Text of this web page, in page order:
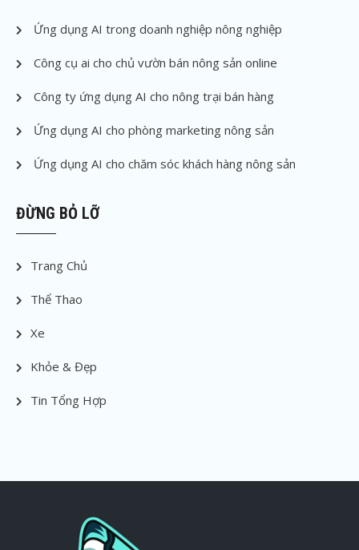
Ứng dụng AI trong doanh nghiệp nông nghiệp
Công cụ ai cho chủ vườn bán nông sản online
Công ty ứng dụng AI cho nông trại bán hàng
Ứng dụng AI cho phòng marketing nông sản
Ứng dụng AI cho chăm sóc khách hàng nông sản
ĐỪNG BỎ LỠ
Trang Chủ
Thể Thao
Xe
Khỏe & Đẹp
Tin Tổng Hợp